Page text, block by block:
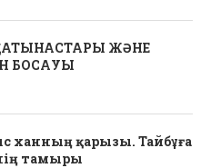
ЖӘНЕ
БОСАУЫ
ханның қарызы. Тайбұға
тамыры